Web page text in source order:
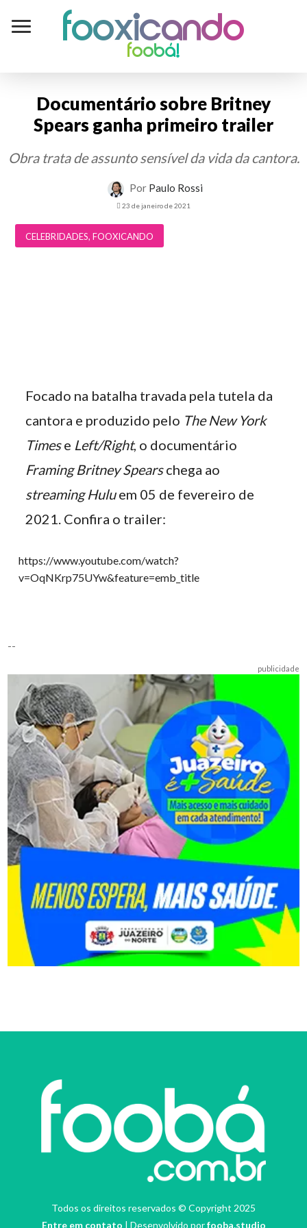
Fooxicando
foobá!
Documentário sobre Britney
Spears ganha primeiro trailer
Obra trata de assunto sensível da vida da cantora.
Por Paulo Rossi
23 de janeiro de 2021
CELEBRIDADES,FOOXICANDO
Focado na batalha travada pela tutela da
cantora e produzido pelo The New York
Timese Left/Right, o documentário
Framing Britney Spearschega ao
streaming Huluem 05 de fevereiro de
2021. Confira o trailer:
https://www.youtube.com/watch?
v=OqNKrp75UYw&feature=emb_title
--
publicidade
Todos os direitos reservados © Copyright 2025
Entre em contato | Desenvolvido porfooba.studio